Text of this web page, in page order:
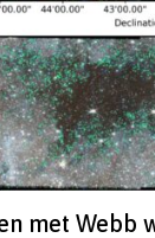
met Webb